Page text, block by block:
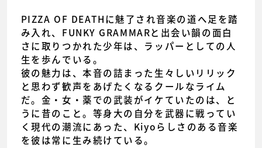
PIZZA OF DEATHに魅了され音楽の道へ足を踏
み入れ、FUNKY GRAMMARと出会い韻の面白
さに取りつかれた少年は、ラッパーとしての人
生を歩んでいる。
彼の魅力は、本音の詰まった生々しいリリック
と思わず歓声をあげたくなるクールなライム
だ。金・女・薬での武装がイケていたのは、と
うに昔のこと。等身大の自分を武器に戦ってい
く現代の潮流にあった、Kiyoらしさのある音楽
を彼は常に生み続けている。